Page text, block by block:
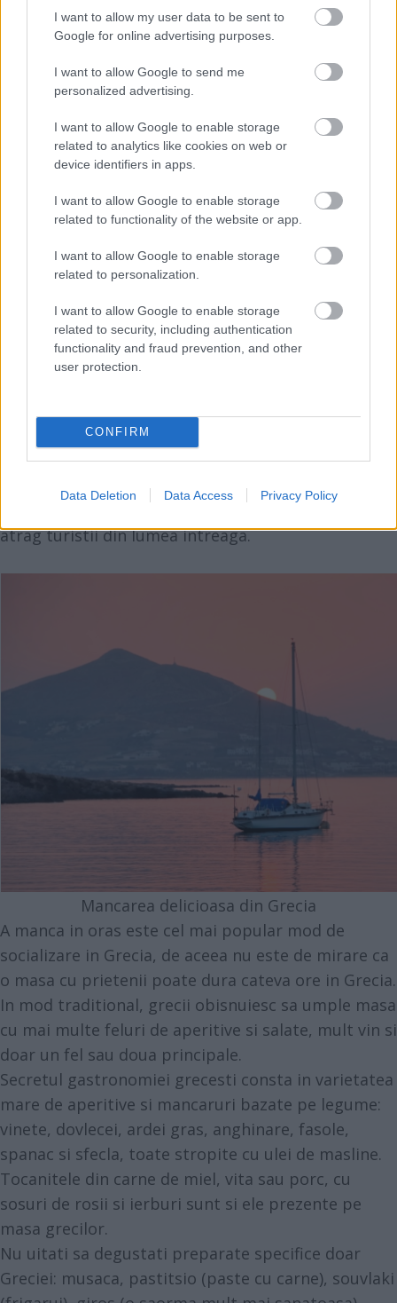
I want to allow my user data to be sent to
Google for online advertising purposes.
I want to allow Google to send me
personalized advertising.
I want to allow Google to enable storage
related to analytics like cookies on web or
device identifiers in apps.
I want to allow Google to enable storage
related to functionality of the website or app.
I want to allow Google to enable storage
related to personalization.
I want to allow Google to enable storage
related to security, including authentication
functionality and fraud prevention, and other
user protection.
CONFIRM
Data Deletion Data Access Privacy Policy
varietate de stiluri muzicale, iar cele din Atena (mai
ales) gazduiesc DJ faimosi din intreaga lume. In
Grecia, fiecare club acorda o atentie speciala
decoratiunilor, de aceea fiecare ofera o atmosfera
In cazul in care vreti sa faceti cunostinta cu muzica
traditionala greceasca, trebuie sa stiti ca oriunde in
Grecia puteti gasi cluburi cu muzica live; in aceste
locuri grecii mananca, beau si danseaza traditional,
"bouzouki". Atmosfera acestor locuri va va cuceri
fara doar si poate: toata lumea rade, canta,
danseaza si arunca flori, creand o experienta unica
pentru toata lumea.
In timpul verii, unele dintre insulele grecesti,
transforma in insule ale petrecerii: strazile sunt
pline de baruri si cluburi care ofera ocazii de
distractie de neuitat. Viata de noapte este atat de
intensa in aceste insule, incat adesea sunt
atrag turistii din lumea intreaga.
Mancarea delicioasa din Grecia
A manca in oras este cel mai popular mod de
socializare in Grecia, de aceea nu este de mirare ca
o masa cu prietenii poate dura cateva ore in Grecia.
In mod traditional, grecii obisnuiesc sa umple masa
cu mai multe feluri de aperitive si salate, mult vin si
doar un fel sau doua principale.
Secretul gastronomiei grecesti consta in varietatea
mare de aperitive si mancaruri bazate pe legume:
vinete, dovlecei, ardei gras, anghinare, fasole,
spanac si sfecla, toate stropite cu ulei de masline.
Tocanitele din carne de miel, vita sau porc, cu
sosuri de rosii si ierburi sunt si ele prezente pe
masa grecilor.
Nu uitati sa degustati preparate specifice doar
Greciei: musaca, pastitsio (paste cu carne), souvlaki